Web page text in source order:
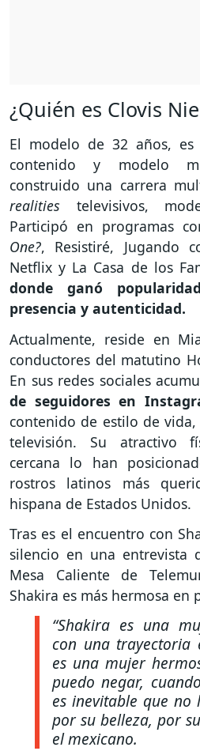
¿Quién es Clovis
El modelo de 32 años,
contenido y modelo
construido una carrera
realities televisivos,
Participó en programas
One?, Resistiré, Jugando
Netflix y La Casa de los
donde ganó
presencia y autenticidad.
Actualmente, reside en
conductores del matutino
En sus redes sociales
de seguidores en
contenido de estilo de
televisión. Su atractivo
cercana lo han
rostros latinos más
hispana de Estados Unidos.
Tras es el encuentro con
silencio en una entrevista
Mesa Caliente de
Shakira es más hermosa en
“Shakira es una
con una trayectoria
es una mujer
puedo negar,
es inevitable que
por su belleza, por
el mexicano.